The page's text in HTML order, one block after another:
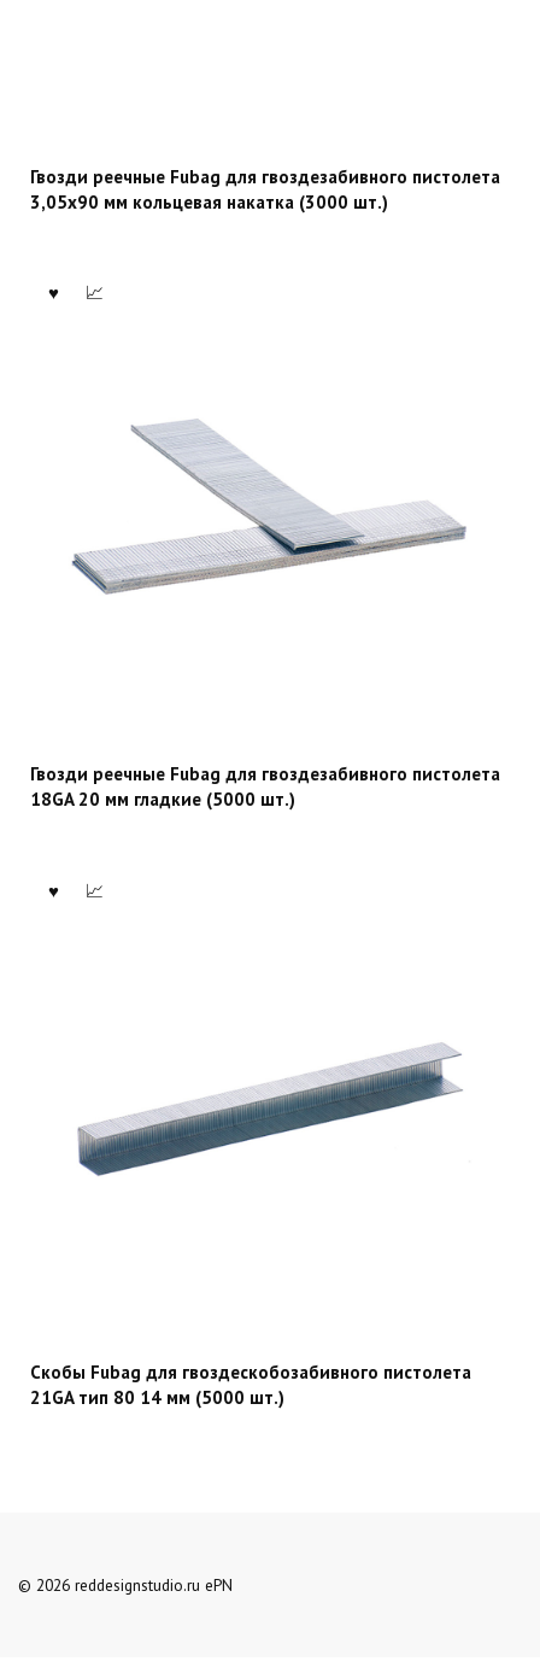
Гвозди реечные Fubag для гвоздезабивного пистолета
3,05х90 мм кольцевая накатка (3000 шт.)
Гвозди реечные Fubag для гвоздезабивного пистолета
18GA 20 мм гладкие (5000 шт.)
Скобы Fubag для гвоздескобозабивного пистолета
21GA тип 80 14 мм (5000 шт.)
© 2026 reddesignstudio.ru ePN